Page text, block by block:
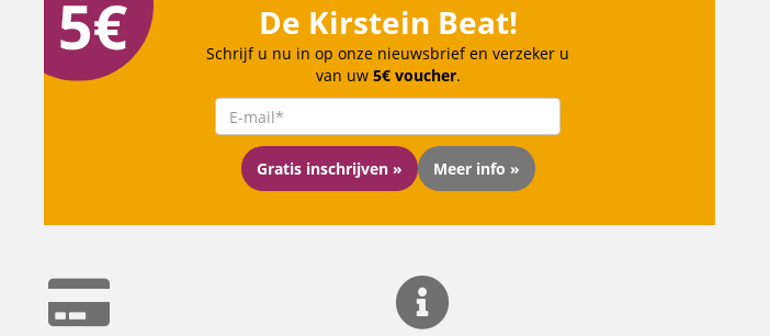
De Kirstein Beat!
Schrijf u nu in op onze nieuwsbrief en verzeker u
van uw 5€ voucher.
Gratis inschrijven » Meer info »